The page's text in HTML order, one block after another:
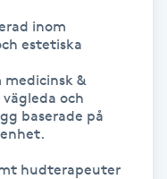
inom
estetiska
medicinsk &
och
baserade på
hudterapeuter